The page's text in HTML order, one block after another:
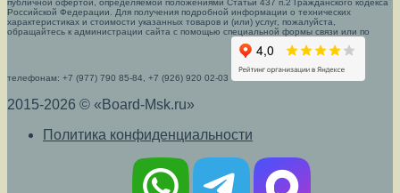
публичной офертой, определяемой положениями Статьи 437 п.2 Гражданского кодекса
Российской Федерации. Для получения подробной информации о технических
характеристиках и стоимости указанных товаров и (или) услуг, пожалуйста,
обращайтесь к администрации сайта с помощью специальной формы связи или по
телефонам: +7 (977) 790 85-84, +7 (926) 920 02-03
2015-2026 © «Board-Msk.ru»
Политика конфиденциальности